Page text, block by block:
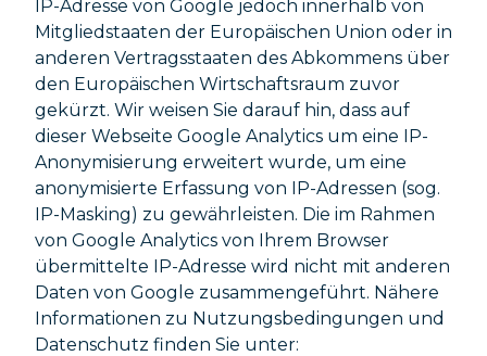
IP-Adresse von Google jedoch innerhalb von
Mitgliedstaaten der Europäischen Union oder in
anderen Vertragsstaaten des Abkommens über
den Europäischen Wirtschaftsraum zuvor
gekürzt. Wir weisen Sie darauf hin, dass auf
dieser Webseite Google Analytics um eine IP-
Anonymisierung erweitert wurde, um eine
anonymisierte Erfassung von IP-Adressen (sog.
IP-Masking) zu gewährleisten. Die im Rahmen
von Google Analytics von Ihrem Browser
übermittelte IP-Adresse wird nicht mit anderen
Daten von Google zusammengeführt. Nähere
Informationen zu Nutzungsbedingungen und
Datenschutz finden Sie unter: